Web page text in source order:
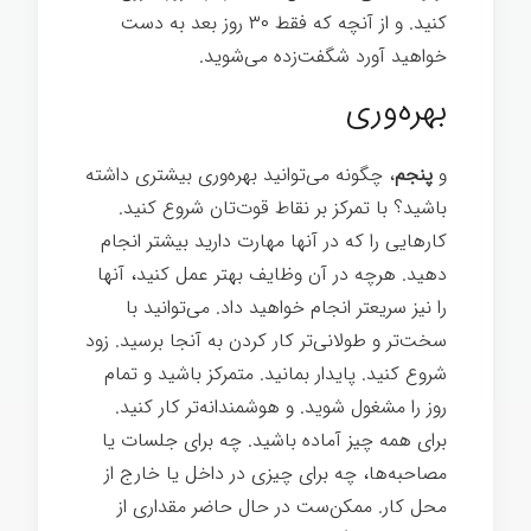
کنید. و از آنچه که فقط ۳۰ روز بعد به دست
خواهید آورد شگفت‌زده می‌شوید.
بهره‌وری
و پنجم، چگونه می‌توانید بهره‌وری بیشتری داشته
باشید؟ با تمرکز بر نقاط قوت‌تان شروع کنید.
کارهایی را که در آنها مهارت دارید بیشتر انجام
دهید. هرچه در آن وظایف بهتر عمل کنید، آنها
را نیز سریعتر انجام خواهید داد. می‌توانید با
سخت‌تر و طولانی‌تر کار کردن به آنجا برسید. زود
شروع کنید. پایدار بمانید. متمرکز باشید و تمام
روز را مشغول شوید. و هوشمندانه‌تر کار کنید.
برای همه چیز آماده باشید. چه برای جلسات یا
مصاحبه‌ها، چه برای چیزی در داخل یا خارج از
محل کار. ممکن‌ست در حال حاضر مقداری از